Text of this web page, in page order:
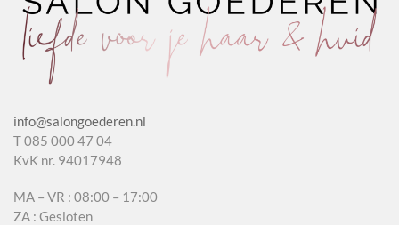
info@salongoederen.nl
T 085 000 47 04
KvK nr. 94017948
MA – VR : 08:00 – 17:00
ZA : Gesloten